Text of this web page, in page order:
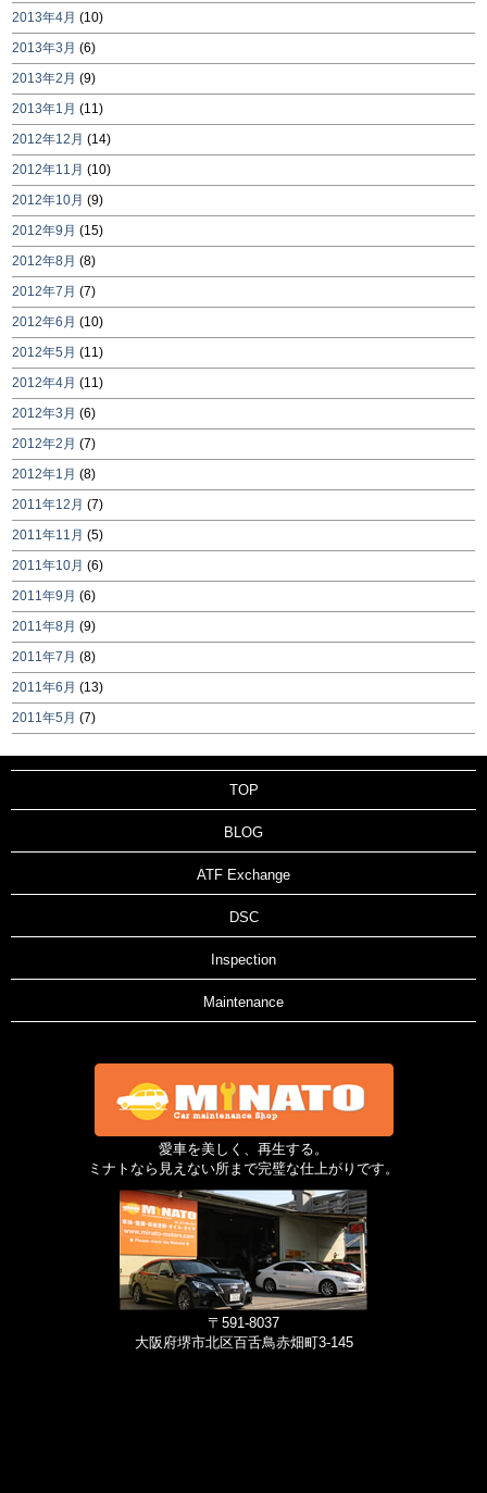
2013年4月 (10)
2013年3月 (6)
2013年2月 (9)
2013年1月 (11)
2012年12月 (14)
2012年11月 (10)
2012年10月 (9)
2012年9月 (15)
2012年8月 (8)
2012年7月 (7)
2012年6月 (10)
2012年5月 (11)
2012年4月 (11)
2012年3月 (6)
2012年2月 (7)
2012年1月 (8)
2011年12月 (7)
2011年11月 (5)
2011年10月 (6)
2011年9月 (6)
2011年8月 (9)
2011年7月 (8)
2011年6月 (13)
2011年5月 (7)
TOP
BLOG
ATF Exchange
DSC
Inspection
Maintenance
愛車を美しく、再生する。
ミナトなら見えない所まで完璧な仕上がりです。
〒591-8037
大阪府堺市北区百舌鳥赤畑町3-145